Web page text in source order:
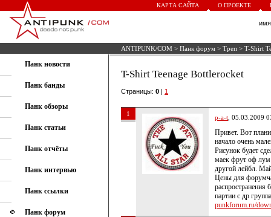
КАРТА САЙТА О ПРОЕКТЕ
ANTIPUNK/COM > Панк форум > Треп > T-Shirt
Панк новости
Панк банды
Панк обзоры
Панк статьи
Панк отчёты
Панк интервью
Панк ссылки
Панк форум
T-Shirt Teenage Bottlerocket
Страницы: 0 | 1
1 p-a-t , 05.03.2009
Привет. Вот
начало очень
Рисунок будет
маек фрут оф лум
другой лейбл.
Цены для
распространения
партии с др
punkforum.ru/